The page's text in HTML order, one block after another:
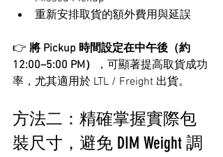
重新安排取貨的額外費用與延誤
👉 將 Pickup 時間設定在中午後（約
12:00–5:00 PM）
，可顯著提高取貨成功
率，尤其適用於 LTL / Freight 出貨。
方法二：精確掌握實際包
裝尺寸，避免 DIM Weight 調